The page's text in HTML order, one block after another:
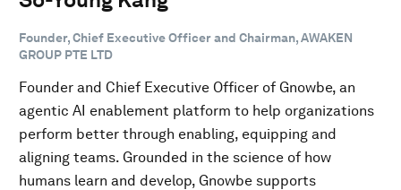
Founder, Chief Executive Officer and Chairman, AWAKEN
GROUP PTE LTD
Founder and Chief Executive Officer of Gnowbe, an
agentic AI enablement platform to help organizations
perform better through enabling, equipping and
aligning teams. Grounded in the science of how
humans learn and develop, Gnowbe supports